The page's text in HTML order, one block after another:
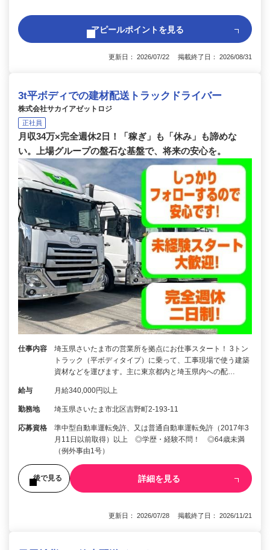
アピールポイントを見る
更新日： 2026/07/22 掲載終了日： 2026/08/31
3t平ボディでの建材配送トラックドライバー
株式会社サカイアゼットロジ
正社員
月収34万×完全週休2日！「稼ぎ」も「休み」も諦めな
い。上場グループの盤石な基盤で、将来の安心を。
仕事内容
埼玉県さいたま市の営業所を拠点にお仕事スタート！ 3トン
トラック（平ボディタイプ）に乗って、工事現場で使う建築
資材などを運びます。主に東京都内と埼玉県内への配…
給与 月給340,000円以上
勤務地 埼玉県さいたま市北区吉野町2-193-11
応募資格
準中型自動車運転免許、又は普通自動車運転免許（2017年3
月11日以前取得）以上 ◎学歴・経験不問！ ◎64歳未満
（例外事由1号）
後で見る 詳細を見る
更新日： 2026/07/28 掲載終了日： 2026/11/21